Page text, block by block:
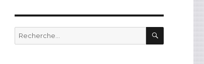
Recherche
pour